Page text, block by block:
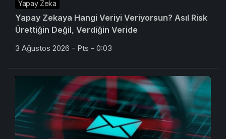
Yapay Zeka
Yapay Zekaya Hangi Veriyi Veriyorsun? Asıl Risk
Ürettiğin Değil, Verdiğin Veride
3 Ağustos 2026 - Pts - 0:03